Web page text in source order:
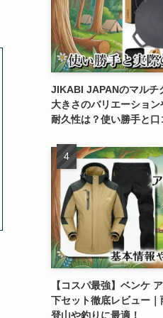
JIKABI JAPANのマルチ
大きさのバリエーショ
耐久性は？使い勝手と口
【コスパ最強】ベンケ
下セット徹底レビュー
登山や釣りに最適！